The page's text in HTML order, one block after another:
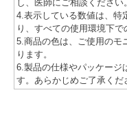
し、医師にご相談ください。
4.表示している数値は、特
り、すべての使用環境下で
5.商品の色は、ご使用のモ
ります。
6.製品の仕様やパッケージ
す。あらかじめご了承くだ